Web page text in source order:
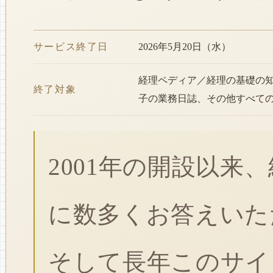
サービス終了日 2026年5月20日（水）
終了対象
経理ペディア／経理の基礎の
子の業務日誌、その他すべて
2001年の開設以来
に数多くお答えい
そして長年このサ